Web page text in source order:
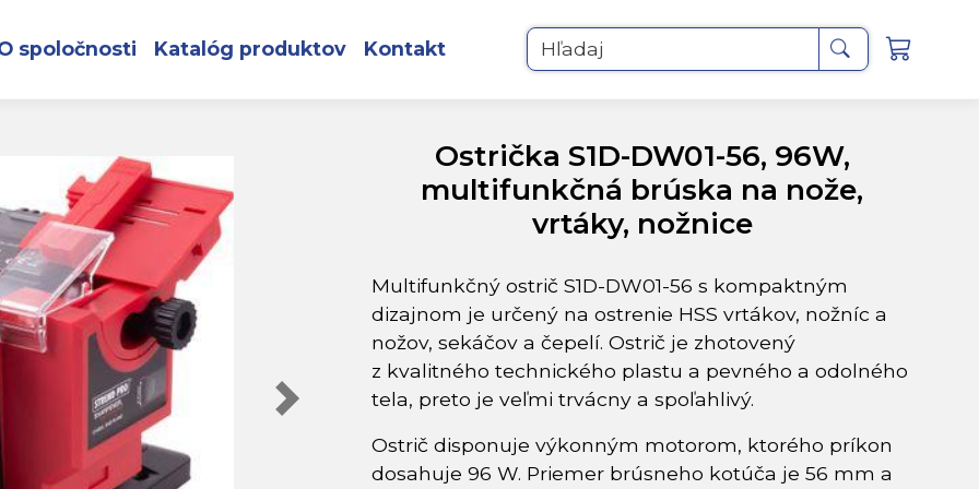
spoločnosti Katalóg produktov Kontakt Hľadaj
Ostrička S1D-DW01-56, 96W,
multifunkčná brúska na nože,
vrtáky, nožnice
Multifunkčný ostrič S1D-DW01-56 s kompaktným
dizajnom je určený na ostrenie HSS vrtákov, nožníc a
nožov, sekáčov a čepelí. Ostrič je zhotovený
z kvalitného technického plastu a pevného a odolného
tela, preto je veľmi trvácny a spoľahlivý.
Ostrič disponuje výkonným motorom, ktorého príkon
dosahuje 96 W. Priemer brúsneho kotúča je 56 mm a